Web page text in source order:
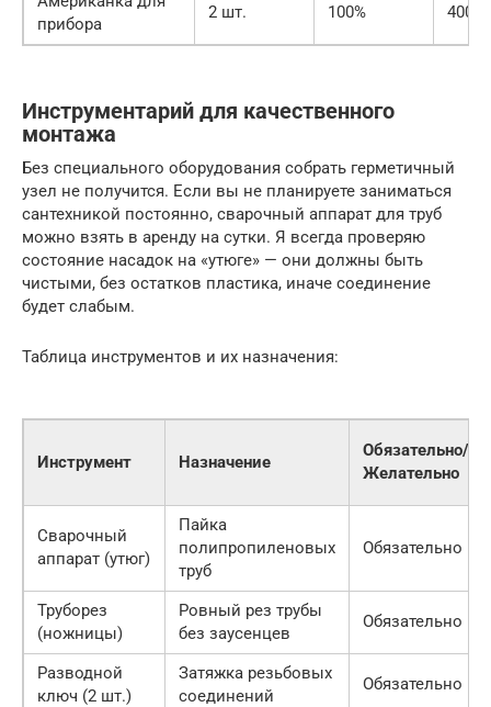
прибора
2 шт. 100% 400
Инструментарий для качественного
монтажа
Без специального оборудования собрать герметичный
узел не получится. Если вы не планируете заниматься
сантехникой постоянно, сварочный аппарат для труб
можно взять в аренду на сутки. Я всегда проверяю
состояние насадок на «утюге» — они должны быть
чистыми, без остатков пластика, иначе соединение
будет слабым.
Таблица инструментов и их назначения:
Инструмент Назначение
Обязательно/
Желательно
Сварочный
аппарат (утюг)
Пайка
полипропиленовых
труб
Обязательно
Труборез
(ножницы)
Ровный рез трубы
без заусенцев
Обязательно
Разводной
ключ (2 шт.)
Затяжка резьбовых
соединений
Обязательно